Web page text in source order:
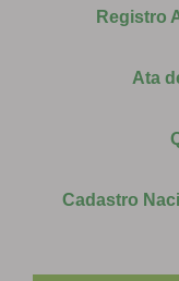
Registro
Ata
Cadastro